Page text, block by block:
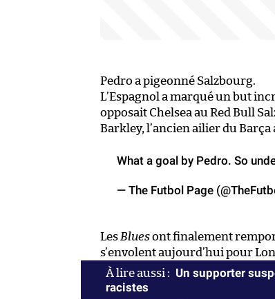
Pedro a pigeonné Salzbourg.
L’Espagnol a marqué un but
opposait Chelsea au Red Bull
Barkley, l’ancien ailier du
What a goal by Pedro. So
— The Futbol Page
Les Bluesont finalement
s’envolent aujourd’hui pour
Un supporter
racistes